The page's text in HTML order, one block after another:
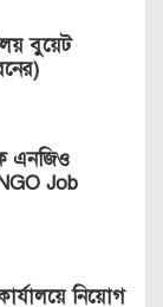
বুয়েট
এনজিও
Job
নিয়োগ